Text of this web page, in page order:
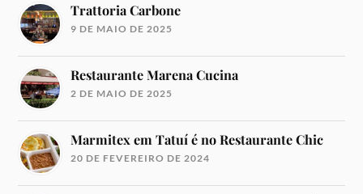
Trattoria Carbone
9 DE MAIO DE 2025
Restaurante Marena Cucina
2 DE MAIO DE 2025
Marmitex em Tatuí é no Restaurante Chic
20 DE FEVEREIRO DE 2024